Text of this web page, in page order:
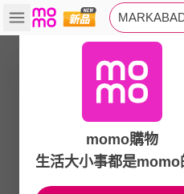
momo購物
生活大小事都是momo